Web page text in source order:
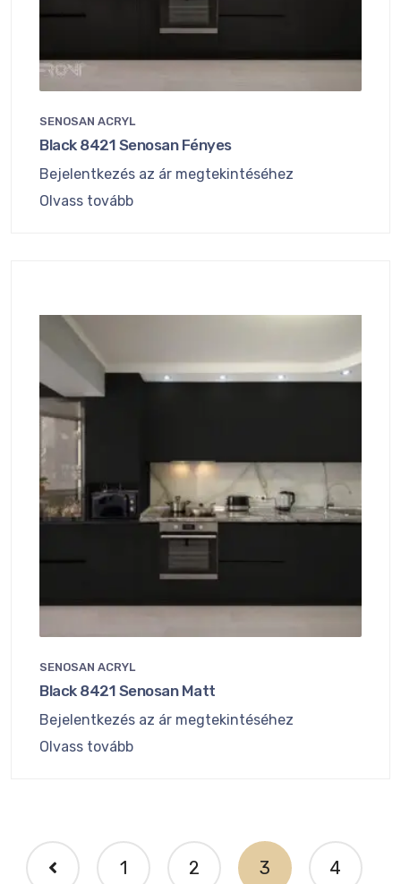
SENOSAN ACRYL
Black 8421 Senosan Fényes
Bejelentkezés az ár megtekintéséhez
Olvass tovább
SENOSAN ACRYL
Black 8421 Senosan Matt
Bejelentkezés az ár megtekintéséhez
Olvass tovább
1 2 3 4